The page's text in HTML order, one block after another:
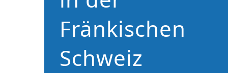
Fränkischen
Schweiz